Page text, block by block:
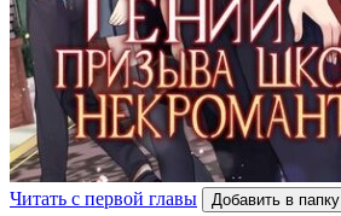
Читать с первой главы Добавить в папку